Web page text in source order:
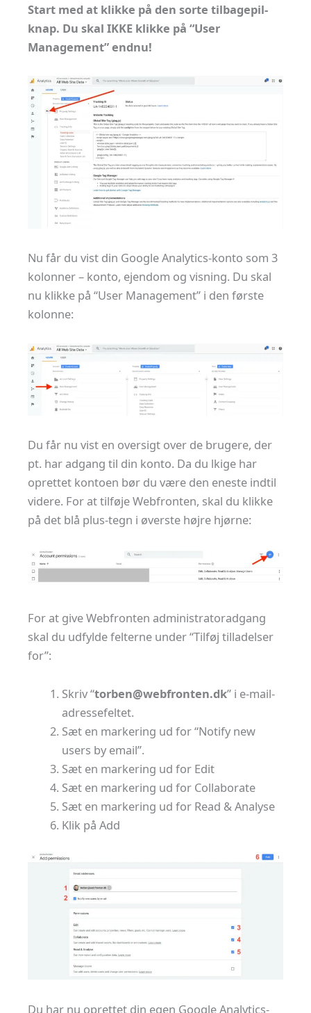
Start med at klikke på den sorte tilbagepil-
knap. Du skal IKKE klikke på “User
Management” endnu!
Nu får du vist din Google Analytics-konto som 3
kolonner – konto, ejendom og visning. Du skal
nu klikke på “User Management” i den første
kolonne:
Du får nu vist en oversigt over de brugere, der
pt. har adgang til din konto. Da du lkige har
oprettet kontoen bør du være den eneste indtil
videre. For at tilføje Webfronten, skal du klikke
på det blå plus-tegn i øverste højre hjørne:
For at give Webfronten administratoradgang
skal du udfylde felterne under “Tilføj tilladelser
for”:
Skriv “ kd.netnorfbew
@nebrot
” i e-mail-
adressefeltet.
Sæt en markering ud for “Notify new
users by email”.
Sæt en markering ud for Edit
Sæt en markering ud for Collaborate
Sæt en markering ud for Read & Analyse
Klik på Add
Du har nu oprettet din egen Google Analytics-